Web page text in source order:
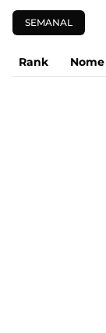
SEMANAL
Rank Nome